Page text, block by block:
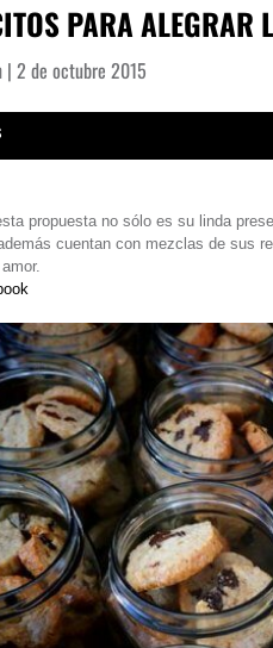
PARA ALEGRAR
| 2 de octubre 2015
propuesta no sólo es su linda
cuentan con mezclas de sus